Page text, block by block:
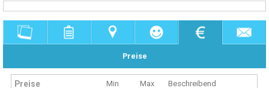
Preise
Preise Min Max Beschreibend